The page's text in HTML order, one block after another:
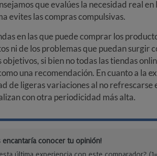
que evalúes la necesidad real
evites las compras compulsivas.
en las que puede comprar los
ni de los problemas que puedan surgir
si bien no todas las tiendas
una recomendación. En cuanto a la
de ligeras variaciones al no refrescarse
con otra periodicidad más alta.